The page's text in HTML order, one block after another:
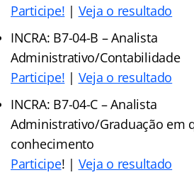
Participe! | Veja o resultado
INCRA: B7-04-B – Analista
Administrativo/Contabilidade
Participe! | Veja o resultado
INCRA: B7-04-C – Analista
Administrativo/Graduação em
conhecimento
Participe! | Veja o resultado